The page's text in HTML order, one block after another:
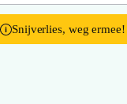
Snijverlies, weg